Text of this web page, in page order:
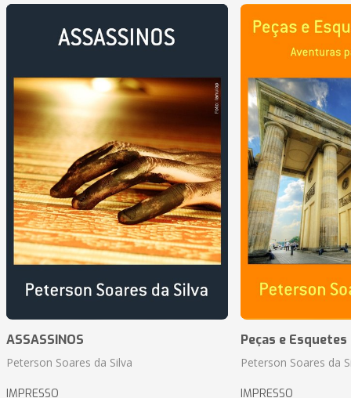
ASSASSINOS
Peterson Soares da Silva
IMPRESSO
Peças e
Peterson Soares da
IMPRESSO